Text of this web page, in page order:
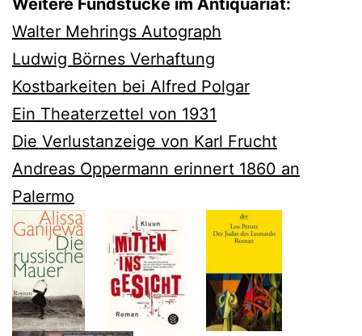
Walter Mehrings Autograph
Ludwig Börnes Verhaftung
Kostbarkeiten bei Alfred Polgar
Ein Theaterzettel von 1931
Die Verlustanzeige von Karl Frucht
Andreas Oppermann erinnert 1860 an
Palermo